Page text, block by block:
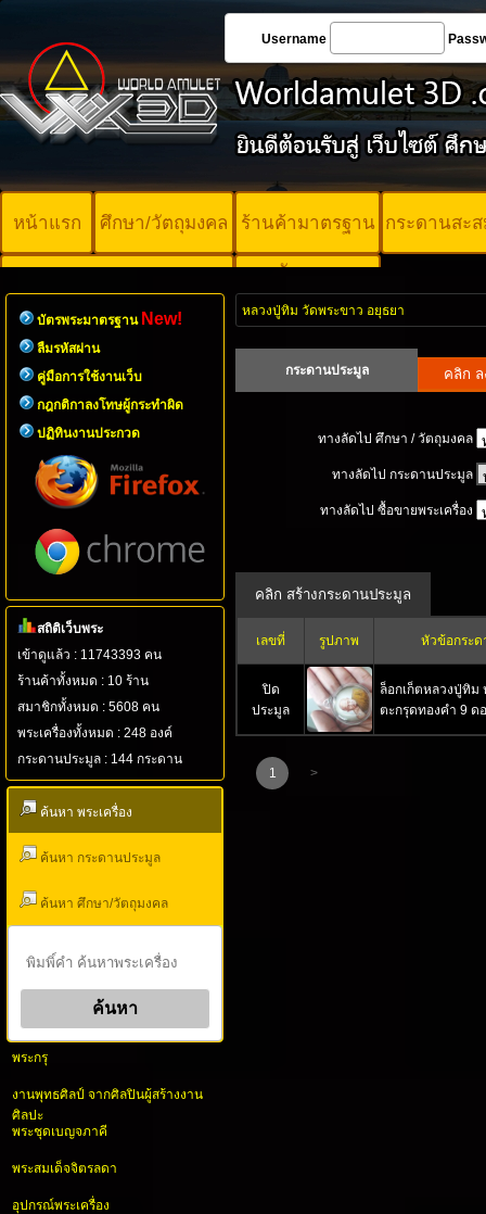
Username
หน้าแรก ศึกษา/วัตถุมงคล ร้านค้ามาตรฐาน กระดานสะ
บัตรพระ
มาตรฐาน
บัตรพระมาตรฐาน New!
ลืมรหัสผ่าน
คู่มือการใช้งานเว็บ
กฎกติกาลงโทษผู้กระทำผิด
ปฏิทินงานประกวด
สถิติเว็บพระ
เข้าดูแล้ว : 11743393 คน
ร้านค้าทั้งหมด : 10 ร้าน
สมาชิกทั้งหมด : 5608 คน
พระเครื่องทั้งหมด : 248 องค์
กระดานประมูล : 144 กระดาน
ค้นหา พระเครื่อง
ค้นหา กระดานประมูล
ค้นหา ศึกษา/วัตถุมงคล
พระกรุ
งานพุทธศิลป์ จากศิลปินผู้สร้างงาน
ศิลปะ
พระชุดเบญจภาคี
พระสมเด็จจิตรลดา
อุปกรณ์พระเครื่อง
หลวงปู่ทิม วัดพระขาว อยุธยา
กระดานประมูล
ทางลัดไป ศึกษา / วัตถุมงคล
ทางลัดไป กระดานประมูล
ทางลัดไป ซื้อขายพระเครื่อง
เลขที่ รูปภาพ หัวข้อกระด
ปิด
ประมูล
ล็อกเก็ตหลวงปู่ทิม
ตะกรุดทองคำ 9 ด
1 >